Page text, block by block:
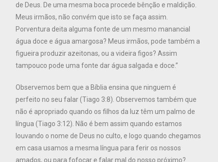
de Deus. De uma mesma boca procede bênção e maldição.
Meus irmãos, não convém que isto se faça assim.
Porventura deita alguma fonte de um mesmo manancial
água doce e água amargosa? Meus irmãos, pode também a
figueira produzir azeitonas, ou a videira figos? Assim
tampouco pode uma fonte dar água salgada e doce.”
Observemos bem que a Bíblia ensina que ninguem é
perfeito no seu falar (Tiago 3:8). Observemos também que
não é apropriado quando os filhos da luz têm um palmo de
língua (Tiago 3:12). Não é bem assim quando estamos
louvando o nome de Deus no culto, e logo quando chegamos
em casa usamos a mesma língua para ferir os nossos
amados, ou para fofocar e falar mal do nosso próximo?